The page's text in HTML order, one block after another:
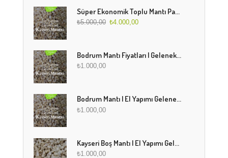
Süper Ekonomik Toplu Mantı Paketi (5 Kg)
₺5.000,00 ₺4.000,00
Bodrum Mantı Fiyatları | Geleneksel Türk Mantısı Online Sipariş
₺1.000,00
Bodrum Mantı | El Yapımı Geleneksel Mantı Lezzeti
₺1.000,00
Kayseri Boş Mantı | El Yapımı Geleneksel Fırınlanmış Mantı
₺1.000,00